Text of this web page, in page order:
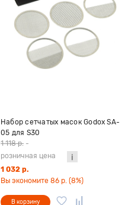
Набор сетчатых масок Godox SA-
05 для S30
1 118 р. -
розничная цена
1 032 р.
Вы экономите 86 р. (8%)
В корзину